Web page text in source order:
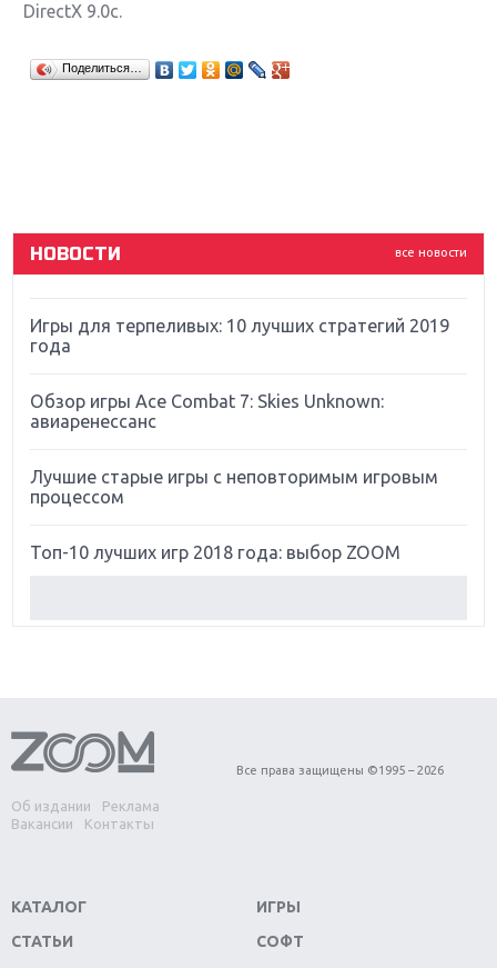
DirectX 9.0с.
Поделиться…
все новости
НОВОСТИ
Крупнейшие релизы мая: Nintendo, Microsoft и
Sony
Far Cry 5: хвалить нельзя ругать
Игры для терпеливых: 10 лучших стратегий 2019
года
Обзор игры Ace Combat 7: Skies Unknown:
авиаренессанс
Лучшие старые игры с неповторимым игровым
процессом
Топ-10 лучших игр 2018 года: выбор ZOOM
Обзор игры Forza Horizon 4: вершина эволюции
Две важных новинки для консолей: Spider-Man и
Divinity Original Sin 2
Switch
Об издании
Реклама
Вакансии
Контакты
Все права защищены ©1995 – 2026
КАТАЛОГ
СТАТЬИ
ИГРЫ
СОФТ